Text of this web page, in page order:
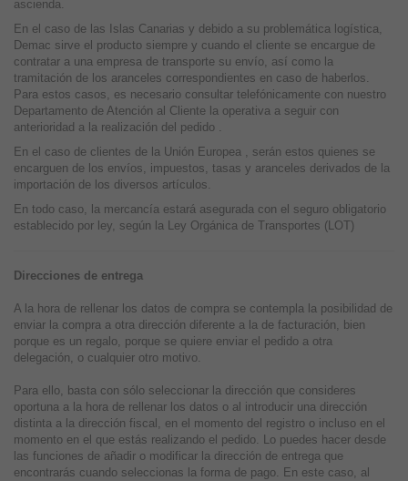
ascienda.
En el caso de las Islas Canarias y debido a su problemática logística,
Demac sirve el producto siempre y cuando el cliente se encargue de
contratar a una empresa de transporte su envío, así como la
tramitación de los aranceles correspondientes en caso de haberlos.
Para estos casos, es necesario consultar telefónicamente con nuestro
Departamento de Atención al Cliente la operativa a seguir con
anterioridad a la realización del pedido .
En el caso de clientes de la Unión Europea , serán estos quienes se
encarguen de los envíos, impuestos, tasas y aranceles derivados de la
importación de los diversos artículos.
En todo caso, la mercancía estará asegurada con el seguro obligatorio
establecido por ley, según la Ley Orgánica de Transportes (LOT)
Direcciones de entrega
A la hora de rellenar los datos de compra se contempla la posibilidad de
enviar la compra a otra dirección diferente a la de facturación, bien
porque es un regalo, porque se quiere enviar el pedido a otra
delegación, o cualquier otro motivo.
Para ello, basta con sólo seleccionar la dirección que consideres
oportuna a la hora de rellenar los datos o al introducir una dirección
distinta a la dirección fiscal, en el momento del registro o incluso en el
momento en el que estás realizando el pedido. Lo puedes hacer desde
las funciones de añadir o modificar la dirección de entrega que
encontrarás cuando seleccionas la forma de pago. En este caso, al